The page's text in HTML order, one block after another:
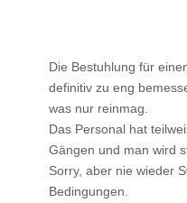
Die Bestuhlung für
definitiv zu eng
was nur reinmag.
Das Personal hat
Gängen und man wird
Sorry, aber nie wieder
Bedingungen.